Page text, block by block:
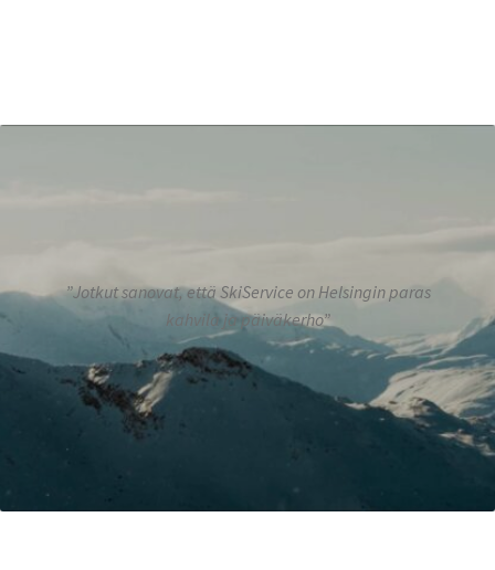
”Jotkut sanovat, että SkiService on Helsingin paras
kahvila ja päiväkerho”